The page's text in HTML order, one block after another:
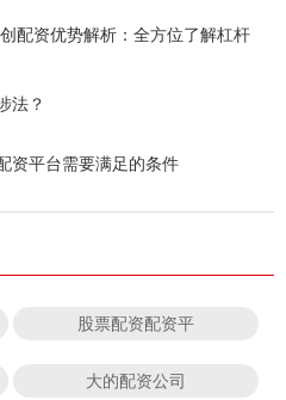
配资优势解析：全方位了解杠杆
法？
资平台需要满足的条件
股票配资配资平
大的配资公司